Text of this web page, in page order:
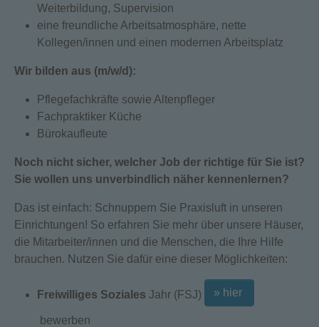
Weiterbildung, Supervision
eine freundliche Arbeitsatmosphäre, nette
Kollegen/innen und einen modernen Arbeitsplatz
Wir bilden aus (m/w/d):
Pflegefachkräfte sowie Altenpfleger
Fachpraktiker Küche
Bürokaufleute
Noch nicht sicher, welcher Job der richtige für Sie ist?
Sie wollen uns unverbindlich näher kennenlernen?
Das ist einfach: Schnuppern Sie Praxisluft in unseren
Einrichtungen! So erfahren Sie mehr über unsere Häuser,
die Mitarbeiter/innen und die Menschen, die Ihre Hilfe
brauchen. Nutzen Sie dafür eine dieser Möglichkeiten:
Freiwilliges Soziales Jahr (FSJ) » hier
bewerben